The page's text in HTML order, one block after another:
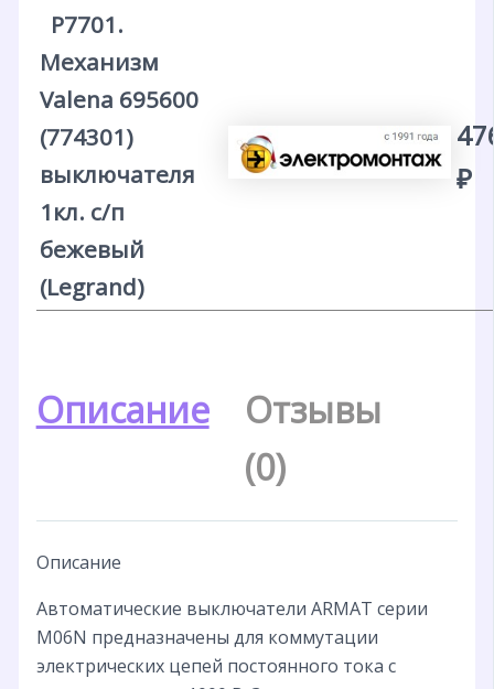
Р7701.
Механизм
Valena 695600
(774301)
выключателя
1кл. с/п
бежевый
(Legrand)
₽
Описание
Отзывы
(0)
Описание
Автоматические выключатели ARMAT серии
M06N предназначены для коммутации
электрических цепей постоянного тока с